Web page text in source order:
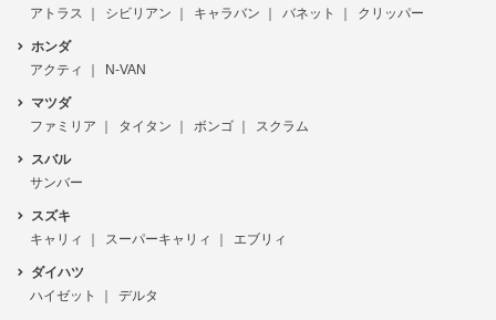
アトラス
シビリアン キャラバン バネット クリッパー
ホンダ
アクティ
N-VAN
マツダ
ファミリア
タイタン ボンゴ スクラム
スバル
サンバー
スズキ
キャリィ
スーパーキャリィ エブリィ
ダイハツ
ハイゼット
デルタ